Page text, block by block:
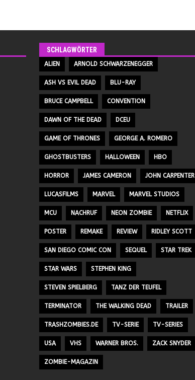
SCHLAGWÖRTER
ALIEN ARNOLD SCHWARZENEGGER
ASH VS EVIL DEAD BLU-RAY
BRUCE CAMPBELL CONVENTION
DAWN OF THE DEAD DCEU
GAME OF THRONES GEORGE A. ROMERO
GHOSTBUSTERS HALLOWEEN HBO
HORROR JAMES CAMERON JOHN CARPENTER
LUCASFILMS MARVEL MARVEL STUDIOS
MCU NACHRUF NEON ZOMBIE NETFLIX
POSTER REMAKE REVIEW RIDLEY SCOTT
SAN DIEGO COMIC CON SEQUEL STAR TREK
STAR WARS STEPHEN KING
STEVEN SPIELBERG TANZ DER TEUFEL
TERMINATOR THE WALKING DEAD TRAILER
TRASHZOMBIES.DE TV-SERIE TV-SERIES
USA VHS WARNER BROS. ZACK SNYDER
ZOMBIE-MAGAZIN